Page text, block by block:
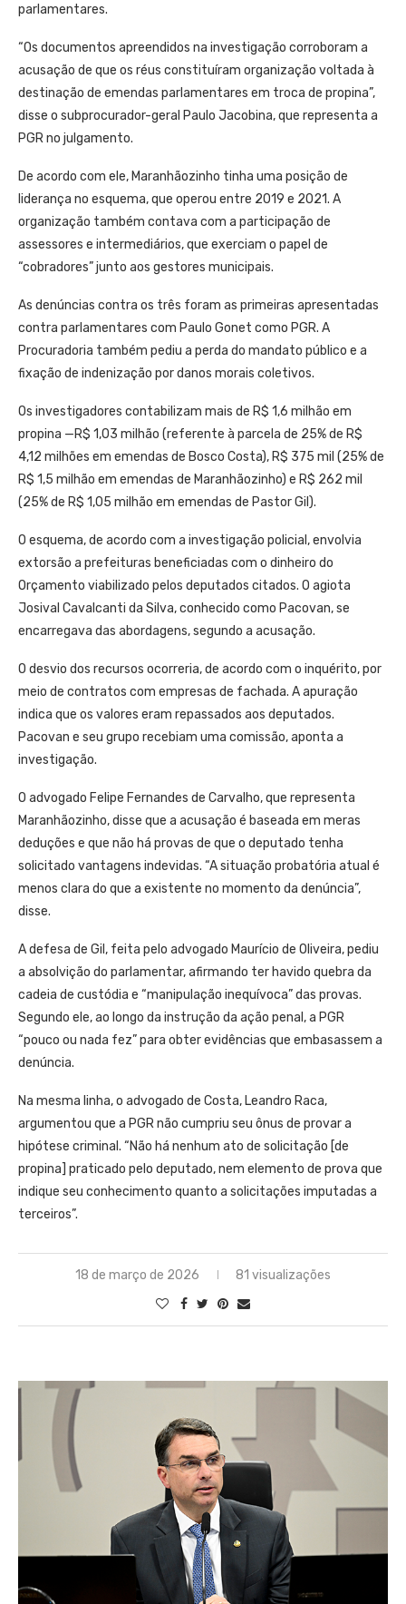
parlamentares.
“Os documentos apreendidos na investigação corroboram a
acusação de que os réus constituíram organização voltada à
destinação de emendas parlamentares em troca de propina”,
disse o subprocurador-geral Paulo Jacobina, que representa a
PGR no julgamento.
De acordo com ele, Maranhãozinho tinha uma posição de
liderança no esquema, que operou entre 2019 e 2021. A
organização também contava com a participação de
assessores e intermediários, que exerciam o papel de
“cobradores” junto aos gestores municipais.
As denúncias contra os três foram as primeiras apresentadas
contra parlamentares com Paulo Gonet como PGR. A
Procuradoria também pediu a perda do mandato público e a
fixação de indenização por danos morais coletivos.
Os investigadores contabilizam mais de R$ 1,6 milhão em
propina —R$ 1,03 milhão (referente à parcela de 25% de R$
4,12 milhões em emendas de Bosco Costa), R$ 375 mil (25% de
R$ 1,5 milhão em emendas de Maranhãozinho) e R$ 262 mil
(25% de R$ 1,05 milhão em emendas de Pastor Gil).
O esquema, de acordo com a investigação policial, envolvia
extorsão a prefeituras beneficiadas com o dinheiro do
Orçamento viabilizado pelos deputados citados. O agiota
Josival Cavalcanti da Silva, conhecido como Pacovan, se
encarregava das abordagens, segundo a acusação.
O desvio dos recursos ocorreria, de acordo com o inquérito, por
meio de contratos com empresas de fachada. A apuração
indica que os valores eram repassados aos deputados.
Pacovan e seu grupo recebiam uma comissão, aponta a
investigação.
O advogado Felipe Fernandes de Carvalho, que representa
Maranhãozinho, disse que a acusação é baseada em meras
deduções e que não há provas de que o deputado tenha
solicitado vantagens indevidas. “A situação probatória atual é
menos clara do que a existente no momento da denúncia”,
disse.
A defesa de Gil, feita pelo advogado Maurício de Oliveira, pediu
a absolvição do parlamentar, afirmando ter havido quebra da
cadeia de custódia e “manipulação inequívoca” das provas.
Segundo ele, ao longo da instrução da ação penal, a PGR
“pouco ou nada fez” para obter evidências que embasassem a
denúncia.
Na mesma linha, o advogado de Costa, Leandro Raca,
argumentou que a PGR não cumpriu seu ônus de provar a
hipótese criminal. “Não há nenhum ato de solicitação [de
propina] praticado pelo deputado, nem elemento de prova que
indique seu conhecimento quanto a solicitações imputadas a
terceiros”.
18 de março de 2026 81 visualizações